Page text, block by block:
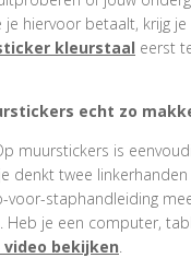
je hiervoor betaalt, krijg
kleurstaal eerst
echt zo
muurstickers is
denkt twee
voor-staphandleiding
Heb je een computer,
bekijken.